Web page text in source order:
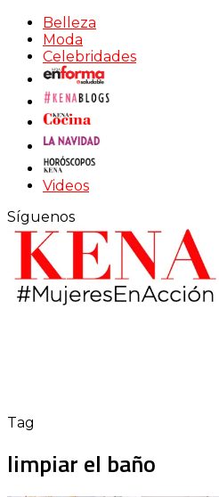
Belleza
Moda
Celebridades
Videos
Síguenos
Tag
limpiar el baño